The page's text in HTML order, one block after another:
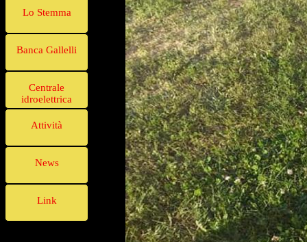
Lo Stemma
Banca Gallelli
Centrale
idroelettrica
Attività
News
Link